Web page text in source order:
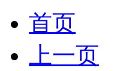
首页
上一页